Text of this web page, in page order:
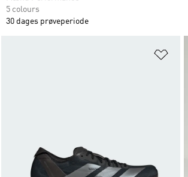
5 colours
30 dages prøveperiode